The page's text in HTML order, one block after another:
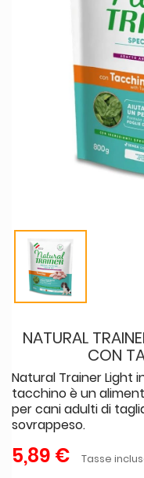
NATURAL
CON
Natural Trainer Light
tacchino è un
per cani adulti di
sovrappeso.
5,89 € Tasse